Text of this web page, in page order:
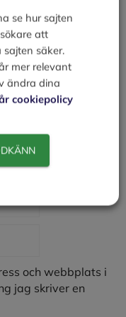
och webbplats i
jag skriver en
se hur sajten
att
säker.
mer relevant
ändra dina
cookiepolicy